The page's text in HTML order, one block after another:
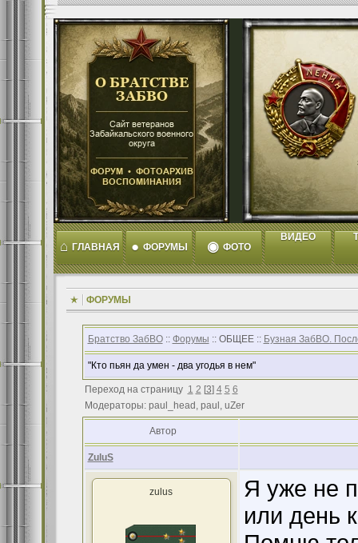
⌂ ГЛАВНАЯ ● ФОРУМЫ ◉ ФОТО
ВИДЕО
ФОРУМЫ
Братство ЗабВО:: Форумы :: ОБЩЕЕ :: Бузная ЗабВО.
"Кто пьян да умен - два угодья в нем"
Переход на страницу 1 2 [3] 4 5 6
Модераторы: paul_head, paul, uZer
Автор
ZuluS
zulus
Я уже не
или день